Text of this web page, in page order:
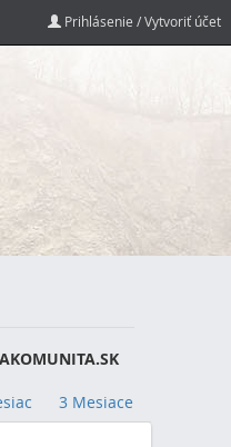
Prihlásenie / Vytvoriť účet
3 Mesiace